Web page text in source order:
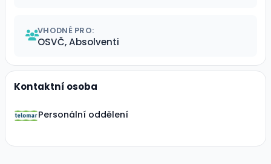
VHODNÉ PRO:
OSVČ, Absolventi
Kontaktní osoba
Personální oddělení